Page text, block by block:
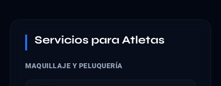
Servicios para Atletas
MAQUILLAJE Y PELUQUERÍA